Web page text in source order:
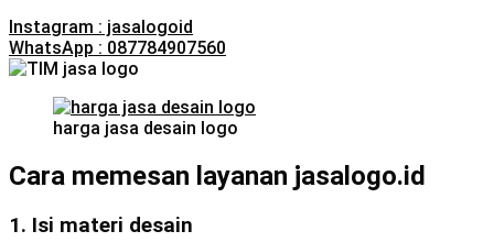
Instagram : jasalogoid
WhatsApp : 087784907560
harga jasa desain logo
Cara memesan layanan jasalogo.id
1. Isi materi desain